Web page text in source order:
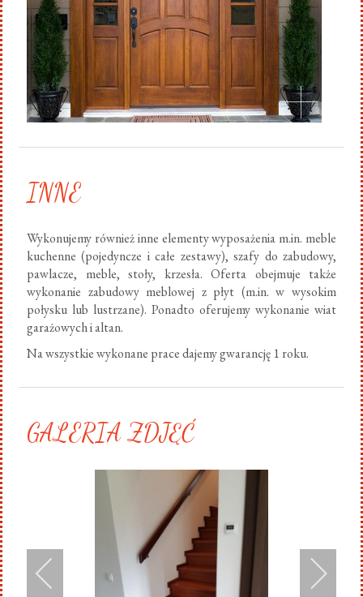
INNE
Wykonujemy również inne elementy wyposażenia m.in. meble
kuchenne (pojedyncze i całe zestawy), szafy do zabudowy,
pawlacze, meble, stoły, krzesła. Oferta obejmuje także
wykonanie zabudowy meblowej z płyt (m.in. w wysokim
połysku lub lustrzane). Ponadto oferujemy wykonanie wiat
garażowych i altan.
Na wszystkie wykonane prace dajemy gwarancję 1 roku.
GALERIA ZDJĘĆ